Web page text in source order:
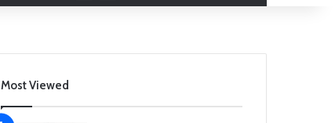
Most Viewed